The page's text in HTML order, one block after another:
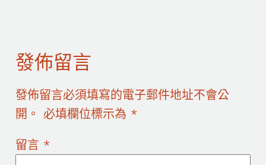
發佈留言
發佈留言必須填寫的電子郵件地址不會公
開。 必填欄位標示為 *
留言 *